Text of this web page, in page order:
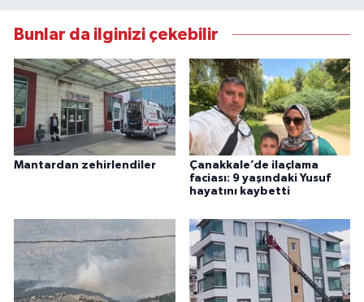
Bunlar da ilginizi çekebilir
Mantardan zehirlendiler
Çanakkale’de ilaçlama
faciası: 9 yaşındaki Yusuf
hayatını kaybetti